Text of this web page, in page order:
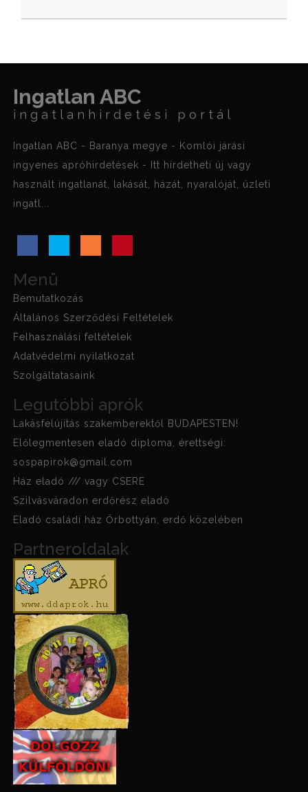
Ingatlan ABC
ingatlanhirdetési portál
Ingatlan ABC - Baranya megye - Komlói járási
ingyenes apróhirdetések - Itt hirdetheti új vagy
használt ingatlanát, lakását, házát, nyaralóját, üzleti
ingatl...
Menü
Bemutatkozás
Általános Szerződési Feltételek
Felhasználási feltételek
Adatvédelmi nyilatkozat
Szolgáltatasaink
Legutóbbi aprók
Lakásfelújítás szakemberektől BUDAPESTEN!
Előlegmentesen eladó diploma, érettségi:
sospapirok@gmail.com
Ház eladó /// vagy CSERE
Szilvásváradon erdőrész eladó
Eladó családi ház Őrbottyán, erdő közelében
Partneroldalak